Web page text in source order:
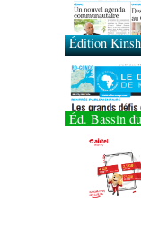
Éd. Bassin